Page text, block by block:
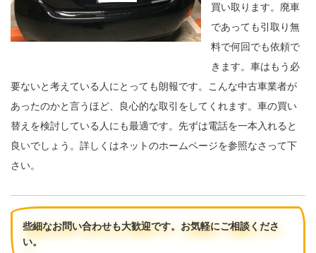
買い取ります。廃車
であっても引取り無
料で何回でも依頼で
きます。車はもう必
要ないと考えている人にとっても朗報です。こんな中古車業者が
あったのかと言うほど、良心的な取引をしてくれます。車の買い
替えを検討している人にも最適です。先ずは電話を一本入れると
良いでしょう。詳しくはネットのホームページを参照なさって下
さい。
些細なお問い合わせも大歓迎です。お気軽にご相談くださ
い。